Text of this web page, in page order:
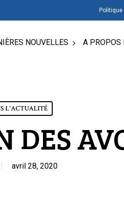
NOUVELLES A PROPOS
L'ACTUALITÉ
DES
avril 28, 2020